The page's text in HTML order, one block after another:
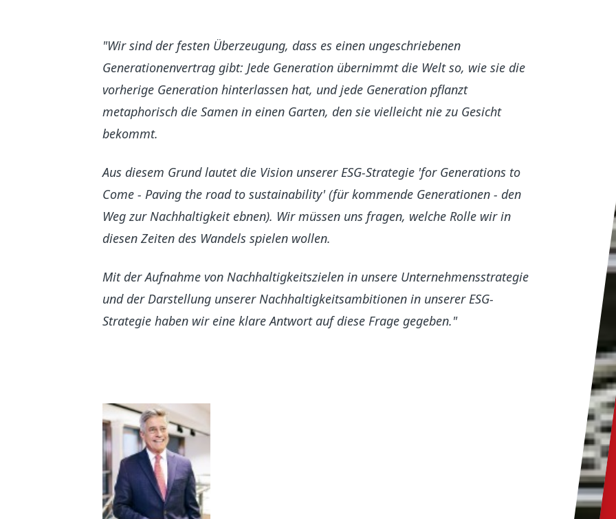
"Wir sind der festen Überzeugung, dass es einen ungeschriebenen
Generationenvertrag gibt: Jede Generation übernimmt die Welt so, wie sie die
vorherige Generation hinterlassen hat, und jede Generation pflanzt
metaphorisch die Samen in einen Garten, den sie vielleicht nie zu Gesicht
bekommt.
Aus diesem Grund lautet die Vision unserer ESG-Strategie 'for Generations to
Come - Paving the road to sustainability' (für kommende Generationen - den
Weg zur Nachhaltigkeit ebnen). Wir müssen uns fragen, welche Rolle wir in
diesen Zeiten des Wandels spielen wollen.
Mit der Aufnahme von Nachhaltigkeitszielen in unsere Unternehmensstrategie
und der Darstellung unserer Nachhaltigkeitsambitionen in unserer ESG-
Strategie haben wir eine klare Antwort auf diese Frage gegeben."